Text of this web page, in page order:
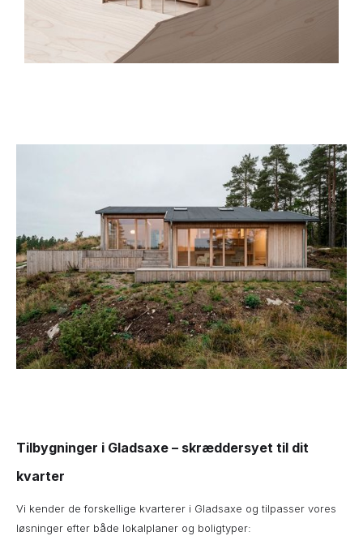
Tilbygninger i Gladsaxe – skræddersyet til dit
kvarter
Vi kender de forskellige kvarterer i Gladsaxe og tilpasser vores
løsninger efter både lokalplaner og boligtyper: